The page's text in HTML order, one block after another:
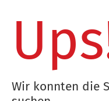
Wir konnten die